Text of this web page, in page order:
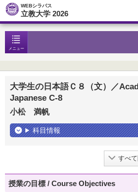
WEBシラバス
立教大学 2026
メニュー
大学生の日本語Ｃ８（文）／
Japanese C-8
小松 満帆
科目情報
すべて
授業の目標 / Course Objectives